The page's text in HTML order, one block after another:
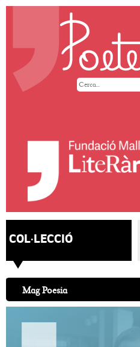
COL·LECCIÓ
Mag Poesia